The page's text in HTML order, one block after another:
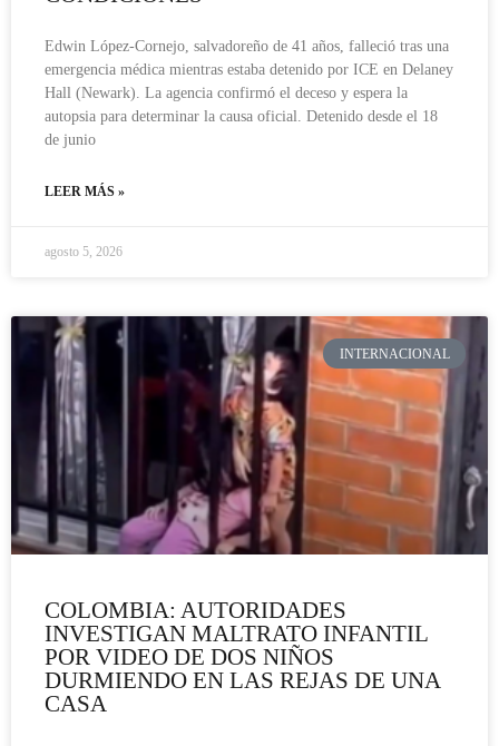
Edwin López-Cornejo, salvadoreño de 41 años, falleció tras una
emergencia médica mientras estaba detenido por ICE en Delaney
Hall (Newark). La agencia confirmó el deceso y espera la
autopsia para determinar la causa oficial. Detenido desde el 18
de junio
LEER MÁS »
agosto 5, 2026
INTERNACIONAL
COLOMBIA: AUTORIDADES
INVESTIGAN MALTRATO INFANTIL
POR VIDEO DE DOS NIÑOS
DURMIENDO EN LAS REJAS DE UNA
CASA